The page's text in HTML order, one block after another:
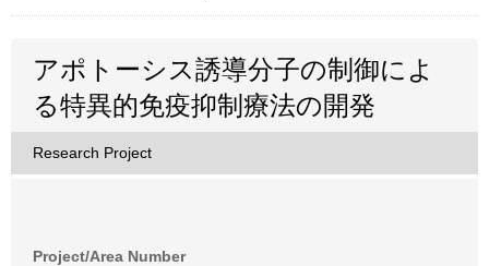
アポトーシス誘導分子の制御によ
る特異的免疫抑制療法の開発
Research Project
Project/Area Number